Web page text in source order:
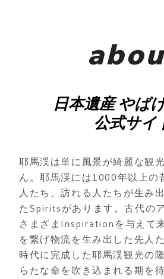
日本遺産 やば
公式サイ
耶馬渓は単に風景が綺麗な観
ん。耶馬渓には1000年以上の
人たち、訪れる人たちが生み
たSpiritsがあります。古代の
さまざまInspirationを与えて
を繋げ物流を生み出した先人
時代に完成した耶馬渓観光の
らたな命を吹き込まれる期を